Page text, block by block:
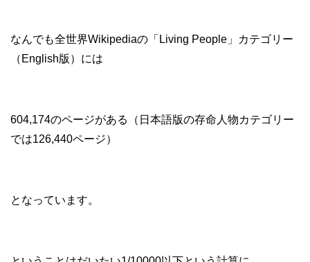
なんでも全世界Wikipediaの「Living People」カテゴリー
（English版）には
604,174のページがある（日本語版の存命人物カテゴリー
では126,440ページ）
となっています。